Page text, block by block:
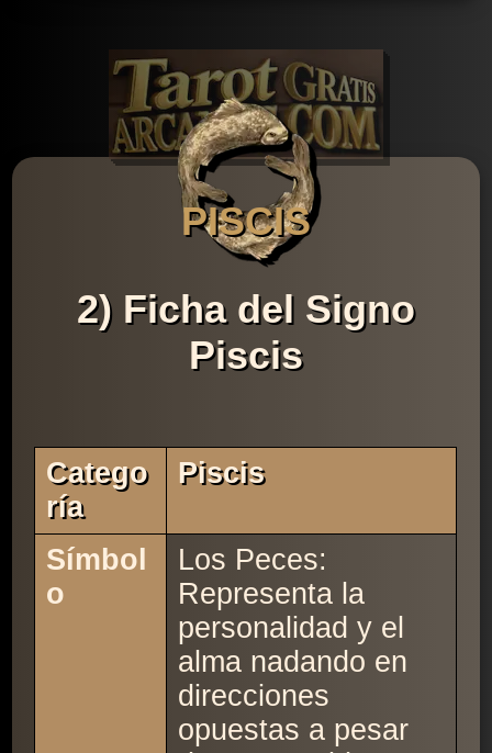
PISCIS
2) Ficha del Signo
Piscis
Catego
Ría
Piscis
Símbol
o
Los Peces:
Representa la
personalidad y el
alma nadando en
direcciones
opuestas a pesar